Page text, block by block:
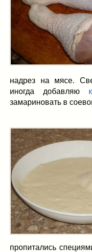
надрез на мясе.
иногда добавляю
замариновать в
пропитались